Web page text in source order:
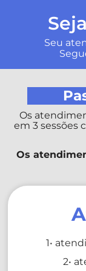
Seu
Os
em 3 sessões
Os
1•
2•